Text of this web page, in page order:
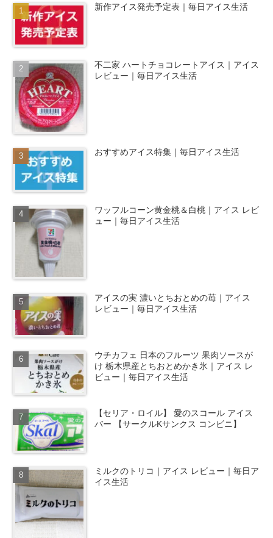
新作アイス発売予定表｜毎日アイス生活
不二家 ハートチョコレートアイス｜アイス
レビュー｜毎日アイス生活
おすすめアイス特集｜毎日アイス生活
ワッフルコーン黄金桃＆白桃｜アイス レビ
ュー｜毎日アイス生活
アイスの実 濃いとちおとめの苺｜アイス
レビュー｜毎日アイス生活
ウチカフェ 日本のフルーツ 果肉ソースが
け 栃木県産とちおとめかき氷｜アイス レ
ビュー｜毎日アイス生活
【セリア・ロイル】 愛のスコール アイス
バー 【サークルKサンクス コンビニ】
ミルクのトリコ｜アイス レビュー｜毎日ア
イス生活